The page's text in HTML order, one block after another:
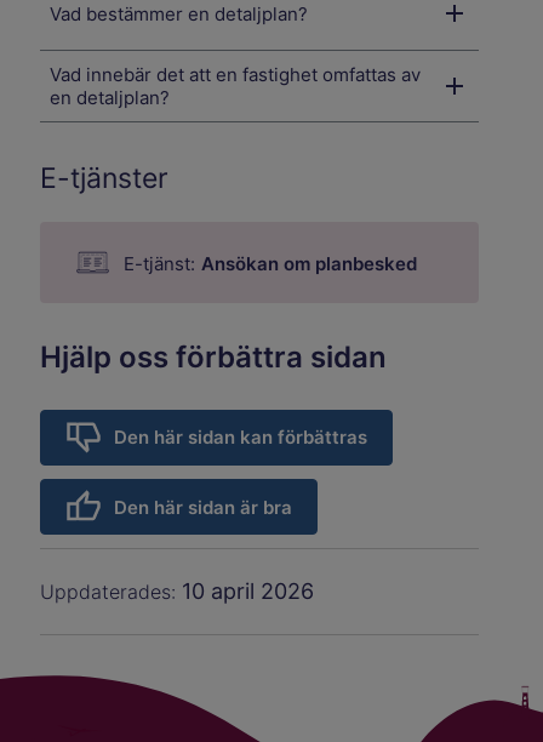
Vad bestämmer en detaljplan?
Vad innebär det att en fastighet omfattas av
en detaljplan?
E-tjänster
E-tjänst: Ansökan om planbesked
Hjälp oss förbättra sidan
Den här sidan kan förbättras
Den här sidan är bra
Uppdaterades: 10 april 2026